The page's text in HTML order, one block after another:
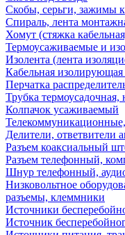
Скобы, серьги, зажимы
Спираль, лента
Хомут (стяжка
Термоусаживаемые и
Изолента (лента
Кабельная
Перчатка
Трубка термоусадочная,
Колпачок усаживаемый
Делители, ответвители
Разъем коаксиальный
Разъем телефонный,
Шнур телефонный,
Низковольтное
разъемы, клеммники
Источники
Источник